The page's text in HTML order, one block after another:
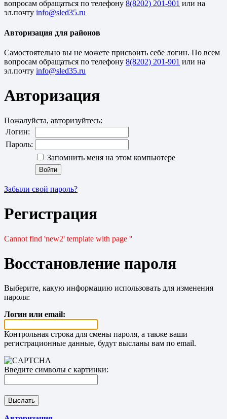
вопросам обращаться по телефону 8(8202) 201-901 или на
эл.почту
Авторизация для районов
Cамостоятельно вы не можете присвоить себе логин. По всем
вопросам обращаться по телефону 8(8202) 201-901 или на
эл.почту
Авторизация
Пожалуйста, авторизуйтесь:
Логин:
Пароль:
Запомнить меня на этом компьютере
Забыли свой пароль?
Регистрация
Cannot find 'new2' template with page ''
Восстановление пароля
Выберите, какую информацию использовать для изменения
пароля:
Логин или email:
Контрольная строка для смены пароля, а также ваши
регистрационные данные, будут высланы вам по email.
Введите символы с картинки: